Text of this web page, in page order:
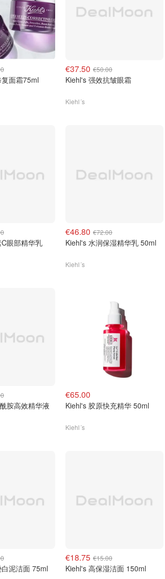
面霜75ml
€37.50 €50.00
Kiehl's 强效抗皱眼霜
Kiehl´s
眼部精华乳
€46.80 €72.00
Kiehl's 水润保湿精华乳 50ml
Kiehl´s
胺高效精华液
€65.00
Kiehl's 胶原快充精华 50ml
Kiehl´s
泥洁面 75ml
€18.75 €15.00
Kiehl's 高保湿洁面 150ml